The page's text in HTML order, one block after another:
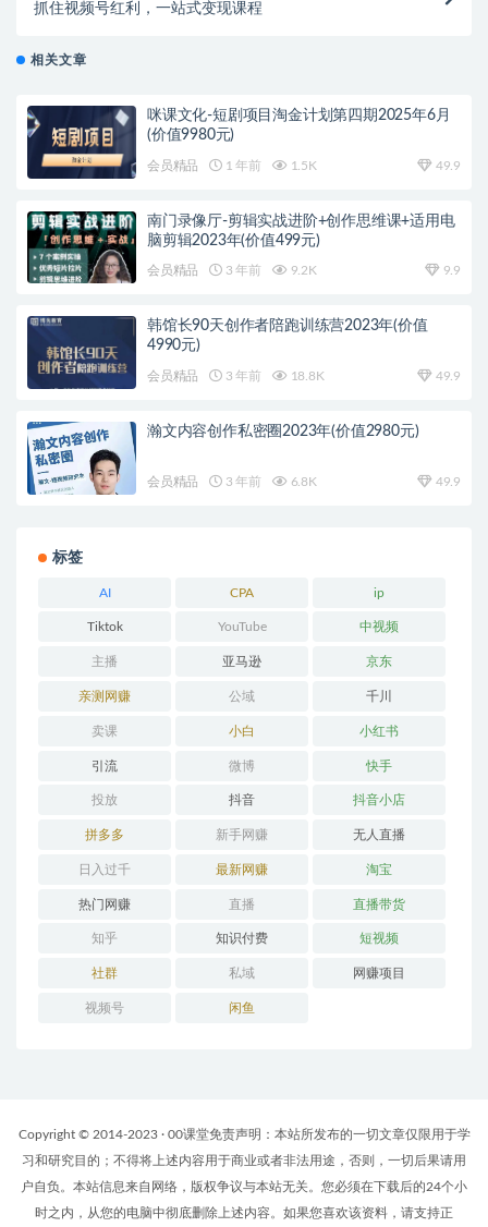
抓住视频号红利，一站式变现课程
相关文章
咪课文化-短剧项目淘金计划第四期2025年6月
(价值9980元)
会员精品 1 年前 1.5K 49.9
南门录像厅-剪辑实战进阶+创作思维课+适用电
脑剪辑2023年(价值499元)
会员精品 3 年前 9.2K 9.9
韩馆长90天创作者陪跑训练营2023年(价值
4990元)
会员精品 3 年前 18.8K 49.9
瀚文内容创作私密圈2023年(价值2980元)
会员精品 3 年前 6.8K 49.9
标签
AI CPA ip
Tiktok YouTube 中视频
主播 亚马逊 京东
亲测网赚 公域 千川
卖课 小白 小红书
引流 微博 快手
投放 抖音 抖音小店
拼多多 新手网赚 无人直播
日入过千 最新网赚 淘宝
热门网赚 直播 直播带货
知乎 知识付费 短视频
社群 私域 网赚项目
视频号 闲鱼
Copyright © 2014-2023 · 00课堂免责声明：本站所发布的一切文章仅限用于学
习和研究目的；不得将上述内容用于商业或者非法用途，否则，一切后果请用
户自负。本站信息来自网络，版权争议与本站无关。您必须在下载后的24个小
时之内，从您的电脑中彻底删除上述内容。如果您喜欢该资料，请支持正